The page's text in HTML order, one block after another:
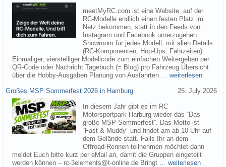
meetMyRC.com ist eine Website, auf der
RC-Modelle endlich einen festen Platz im
Netz bekommen, statt in den Feeds von
Instagram und Facebook unterzugehen:
Showroom für jedes Modell, mit allen Details
(RC-Komponenten, Hop-Ups, Fahrzeiten)
Einmaliger, vierstelliger Modellcode zum einfachen Weitergeben per
QR-Code oder Nachricht Tagebuch (= Blog) pro Fahrzeug Übersicht
über die Hobby-Ausgaben Planung von Ausfahrten … weiterlesen
Großes MSP Sommerfest 2026 in Hamburg 25. July 2026
In diesem Jahr gibt es im RC
Motorsportpark Harburg wieder das “Das
große MSP Sommerfest”. Das Motto ist
“Fast & Muddy” und findet am ab 10 Uhr auf
dem Gelände statt. Falls Ihr an dem
Offroad-Rennen teilnehmen möchtet dann
meldet Euch bitte kurz per eMail an, damit die Gruppen eingeteilt
werden können – rc-3elements@t-online.de Bringt … weiterlesen